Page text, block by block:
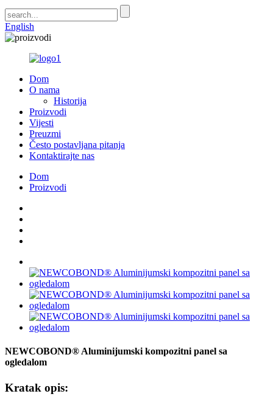
English
Dom
O nama
Historija
Proizvodi
Vijesti
Preuzmi
Često postavljana pitanja
Kontaktirajte nas
Dom
Proizvodi
NEWCOBOND® Aluminijumski kompozitni panel sa
ogledalom
Kratak opis: